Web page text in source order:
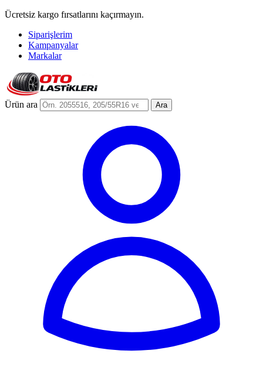
Ücretsiz kargo fırsatlarını kaçırmayın.
Siparişlerim
Kampanyalar
Markalar
Ürün ara Ara